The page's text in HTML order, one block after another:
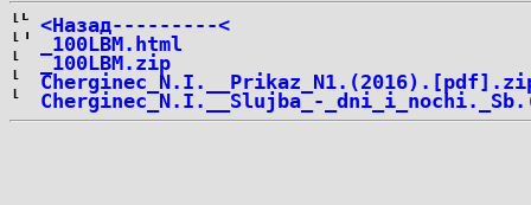
<Назад---------<
_100LBM.html
_100LBM.zip
Cherginec_N.I.__Slujba_-